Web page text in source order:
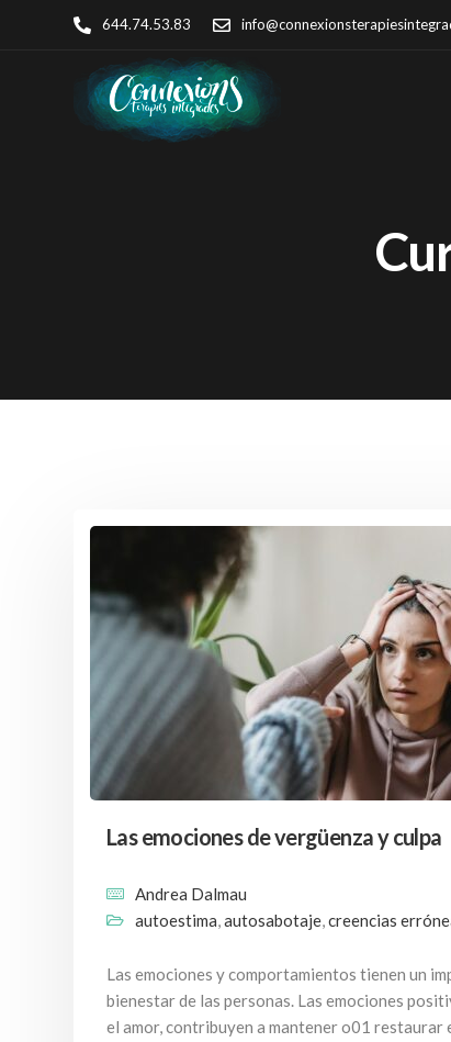
644.74.53.83
Las emociones de vergüenza y culpa
Andrea Dalmau
autoestima,autosabotaje,creencias
Las emociones y comportamientos tienen un
bienestar de las personas. Las emociones
el amor, contribuyen a mantener o01